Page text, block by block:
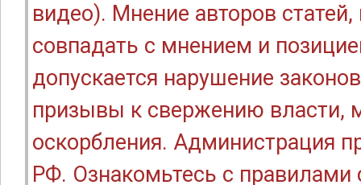
видео). Мнение авторов
совпадать с мнением и
допускается нарушение
призывы к свержению власти,
оскорбления. Администрация
РФ. Ознакомьтесь с правилами